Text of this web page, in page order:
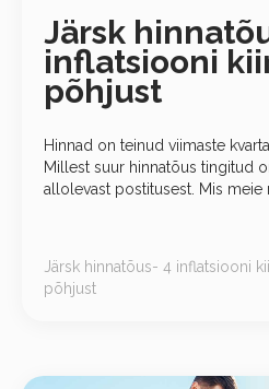
Järsk
inflatsiooni
põhjust
Hinnad on teinud viimaste
Millest suur hinnatõus tingitud
allolevast postitusest. Mis meie majandusega toimub?
Järsk hinnatõus- 4 inflatsiooni
põhjust